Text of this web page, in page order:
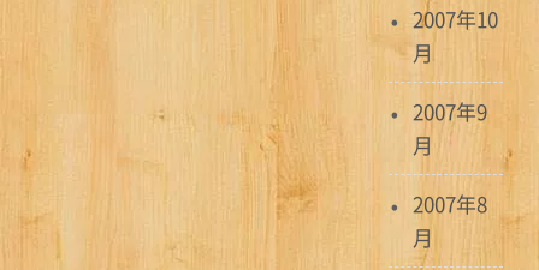
2007年10
月
2007年9
月
2007年8
月